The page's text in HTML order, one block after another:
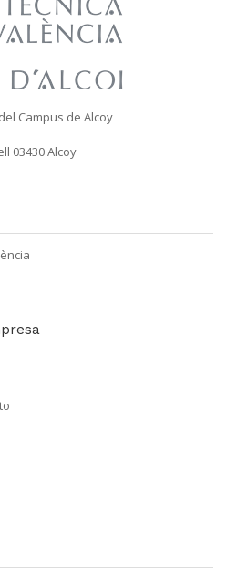
Campus de Alcoy
03430 Alcoy